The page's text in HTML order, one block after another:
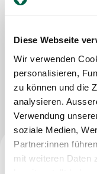
Diese Webseite
Wir verwenden
personalisieren,
zu können und die
analysieren.
Verwendung
soziale Medien,
Partner:innen
mit weiteren Daten
Über uns
Jobs & Karriere
Kontakt
Babygalerie
Tel
Nachricht